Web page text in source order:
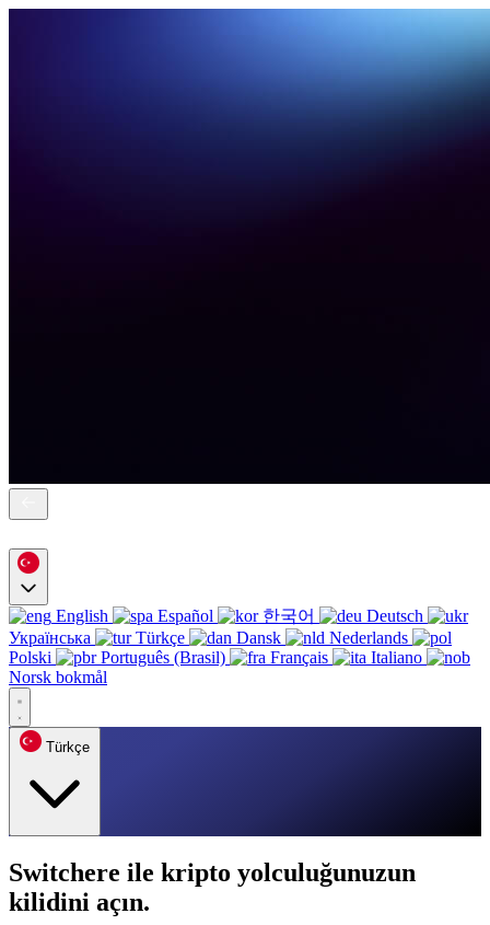
English Español 한국어
Deutsch
Українська
Türkçe Dansk
Nederlands
Polski
Português (Brasil) Français
Italiano
Norsk bokmål
Türkçe
Switchere ile kripto yolculuğunuzun
kilidini açın.